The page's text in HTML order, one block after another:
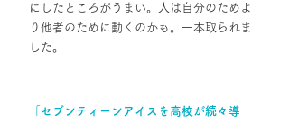
にしたところがうまい。人は自分のためよ
り他者のために動くのかも。一本取られま
した。
「セブンティーンアイスを高校が続々導